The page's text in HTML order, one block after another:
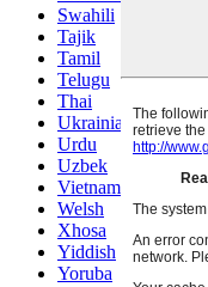
Swahili
Tajik
Tamil
Telugu
Thai
Ukrainian
Urdu
Uzbek
Vietnamese
Welsh
Xhosa
Yiddish
Yoruba